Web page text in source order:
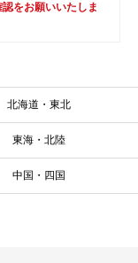
をお願いいたしま
北海道・東北
東海・北陸
中国・四国